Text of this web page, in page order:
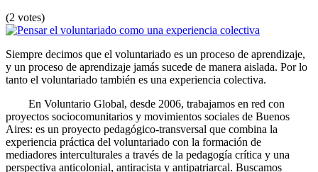
(2 votes)
Siempre decimos que el voluntariado es un proceso de aprendizaje,
y un proceso de aprendizaje jamás sucede de manera aislada. Por lo
tanto el voluntariado también es una experiencia colectiva.
En Voluntario Global, desde 2006, trabajamos en red con
proyectos sociocomunitarios y movimientos sociales de Buenos
Aires: es un proyecto pedagógico-transversal que combina la
experiencia práctica del voluntariado con la formación de
mediadores interculturales a través de la pedagogía crítica y una
perspectiva anticolonial, antiracista y antipatriarcal. Buscamos